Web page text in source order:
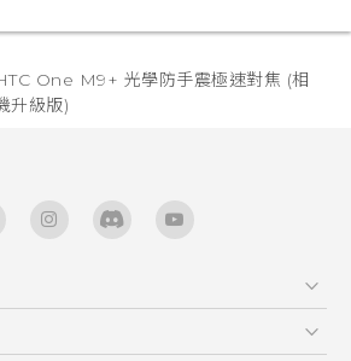
One M9+ 光學防手震極速對焦 (相
升級版)‎